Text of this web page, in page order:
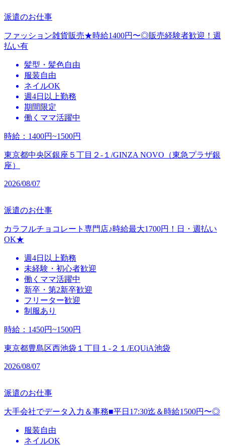
派遣のお仕事
ファッション雑貨販売★時給1400円〜◎販売経験者歓迎！週
払い有
髪型・髪色自由
服装自由
ネイルOK
週4日以上勤務
期間限定
働くママ活躍中
時給 ： 1400円~1500円
東京都中央区銀座５丁目２‐１/GINZA NOVO（東急プラザ銀
座）
2026/08/07
派遣のお仕事
カラフルチョコレート専門店♪時給最大1700円！日・週払い
OK★
週4日以上勤務
未経験・初心者歓迎
働くママ活躍中
新卒・第2新卒歓迎
フリーター歓迎
制服あり
時給 ： 1450円~1500円
東京都豊島区西池袋１丁目１‐２１/EQUiA池袋
2026/08/07
派遣のお仕事
大手会社でデータ入力＆事務■平日17:30迄＆時給1500円〜◎
服装自由
ネイルOK